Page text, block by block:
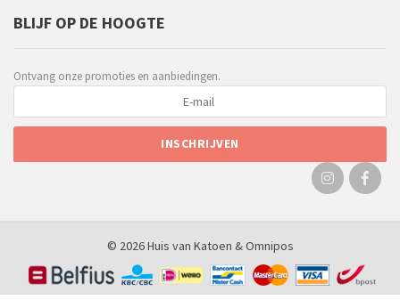
BLIJF OP DE HOOGTE
Ontvang onze promoties en aanbiedingen.
© 2026 Huis van Katoen &Omnipos